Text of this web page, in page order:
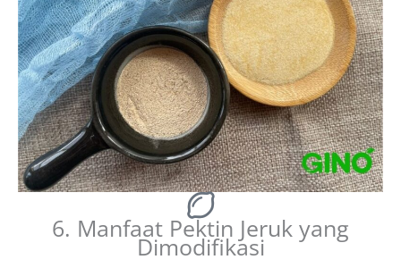
6. Manfaat Pektin Jeruk yang
Dimodifikasi